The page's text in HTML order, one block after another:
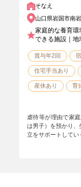
そなえ
山口県岩国市南
家庭的な養育
できる施設｜地
賞与年2回
住宅手当あり
産休あり 育
虐待等が理由で家
は男子）を預かり、
立をサポートしてい